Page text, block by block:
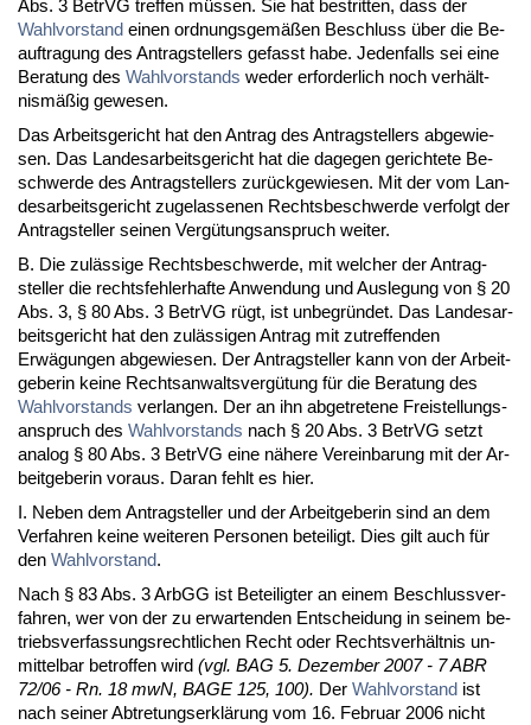
Abs. 3 Be­trVG tref­fen müssen. Sie hat be­strit­ten, dass der
Wahl­vor­stand ei­nen ord­nungs­gemäßen Be­schluss über die Be­
auf­tra­gung des An­trag­stel­lers ge­fasst ha­be. Je­den­falls sei ei­ne
Be­ra­tung des Wahl­vor­stands we­der er­for­der­lich noch verhält­
nismäßig ge­we­sen.
Das Ar­beits­ge­richt hat den An­trag des An­trag­stel­lers ab­ge­wie­
sen. Das Lan­des­ar­beits­ge­richt hat die da­ge­gen ge­rich­te­te Be­
schwer­de des An­trag­stel­lers zurück­ge­wie­sen. Mit der vom Lan­
des­ar­beits­ge­richt zu­ge­las­se­nen Rechts­be­schwer­de ver­folgt der
An­trag­stel­ler sei­nen Vergütungs­an­spruch wei­ter.
B. Die zulässi­ge Rechts­be­schwer­de, mit wel­cher der An­trag­
stel­ler die rechts­feh­ler­haf­te An­wen­dung und Aus­le­gung von § 20
Abs. 3, § 80 Abs. 3 Be­trVG rügt, ist un­be­gründet. Das Lan­des­ar­
beits­ge­richt hat den zulässi­gen An­trag mit zu­tref­fen­den
Erwägun­gen ab­ge­wie­sen. Der An­trag­stel­ler kann von der Ar­beit­
ge­be­rin kei­ne Rechts­an­walts­vergütung für die Be­ra­tung des
Wahl­vor­stands ver­lan­gen. Der an ihn ab­ge­tre­te­ne Frei­stel­lungs­
an­spruch des Wahl­vor­stands nach § 20 Abs. 3 Be­trVG setzt
ana­log § 80 Abs. 3 Be­trVG ei­ne nähe­re Ver­ein­ba­rung mit der Ar­
beit­ge­be­rin vor­aus. Dar­an fehlt es hier.
I. Ne­ben dem An­trag­stel­ler und der Ar­beit­ge­be­rin sind an dem
Ver­fah­ren kei­ne wei­te­ren Per­so­nen be­tei­ligt. Dies gilt auch für
den Wahl­vor­stand.
Nach § 83 Abs. 3 ArbGG ist Be­tei­lig­ter an ei­nem Be­schluss­ver­
fah­ren, wer von der zu er­war­ten­den Ent­schei­dung in sei­nem be­
triebs­ver­fas­sungs­recht­li­chen Recht oder Rechts­verhält­nis un­
mit­tel­bar be­trof­fen wird (vgl. BAG 5. De­zem­ber 2007 - 7 ABR
72/06 - Rn. 18 mwN, BA­GE 125, 100). Der Wahl­vor­stand ist
nach sei­ner Ab­tre­tungs­erklärung vom 16. Fe­bru­ar 2006 nicht